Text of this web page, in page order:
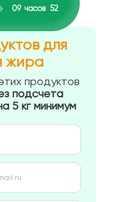
09 часов 52
для
жира
продуктов
подсчета
5 кг минимум